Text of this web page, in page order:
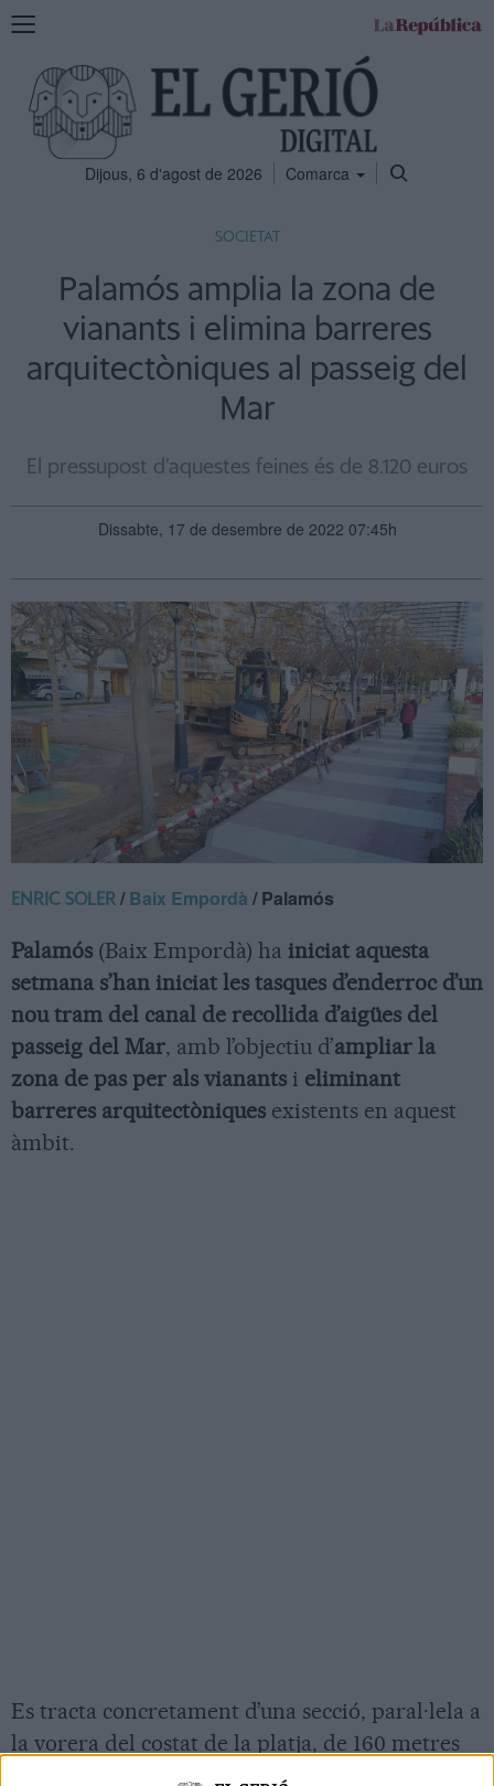
Mostra
navegació
Dijous, 6 d'agost de 2026 Comarca
SOCIETAT
Palamós amplia la zona de
vianants i elimina barreres
arquitectòniques al passeig del
Mar
El pressupost d’aquestes feines és de 8.120 euros
Dissabte, 17 de desembre de 2022 07:45h
ENRIC SOLER /Baix Empordà / Palamós
Palamós (Baix Empordà) ha iniciat aquesta
setmana s’han iniciat les tasques d’enderroc d’un
nou tram del canal de recollida d’aigües del
passeig del Mar, amb l’objectiu d’ampliar la
zona de pas per als vianants i eliminant
barreres arquitectòniques existents en aquest
àmbit.
Es tracta concretament d’una secció, paral·lela a
la vorera del costat de la platja, de 160 metres
lineals i situada entre els carrers d’Enric Vincke